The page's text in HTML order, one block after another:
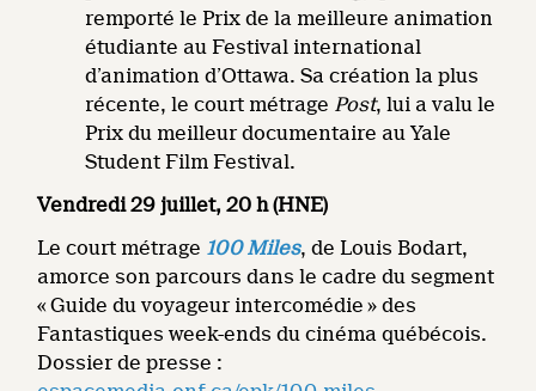
remporté le Prix de la meilleure animation
étudiante au Festival international
d’animation d’Ottawa. Sa création la plus
récente, le court métrage Post, lui a valu le
Prix du meilleur documentaire au Yale
Student Film Festival.
Vendredi 29 juillet, 20 h (HNE)
Le court métrage 100 Miles, de Louis Bodart,
amorce son parcours dans le cadre du segment
« Guide du voyageur intercomédie » des
Fantastiques week-ends du cinéma québécois.
Dossier de presse :